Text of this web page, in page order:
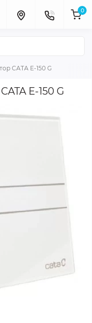
0
CATA E-150 G
E-150 G